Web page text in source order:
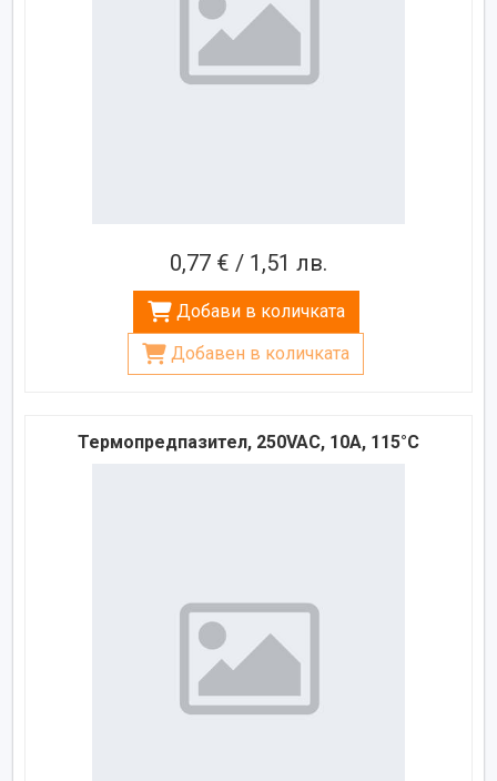
0,77 € / 1,51 лв.
Добави в количката
Добавен в количката
Термопредпазител, 250VAC, 10A, 115°C